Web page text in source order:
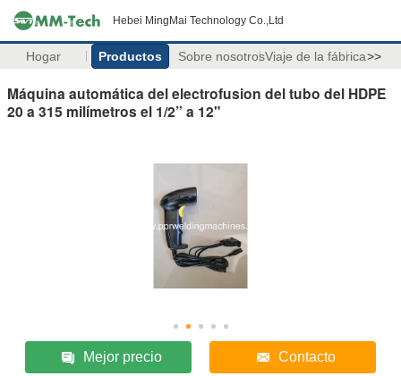
Hebei MingMai Technology Co.,Ltd
Hogar Productos Sobre nosotrosViaje de la fábrica>>
Máquina automática del electrofusion del tubo del HDPE
20 a 315 milímetros el 1/2” a 12"
Mejor precio Contacto